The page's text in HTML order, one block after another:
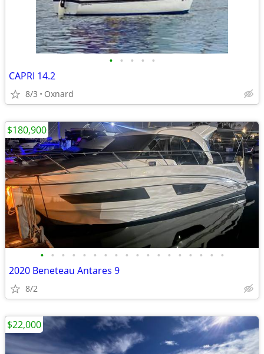
• • • • •
CAPRI 14.2
8/3 Oxnard
• • • • • • • • • • • • • • • • • •
2020 Beneteau Antares 9
8/2
$180,900
$22,000